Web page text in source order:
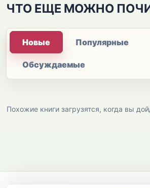
ЧТО ЕЩЕ МОЖНО
Новые Популярные
Обсуждаемые
Похожие книги загрузятся, когда вы